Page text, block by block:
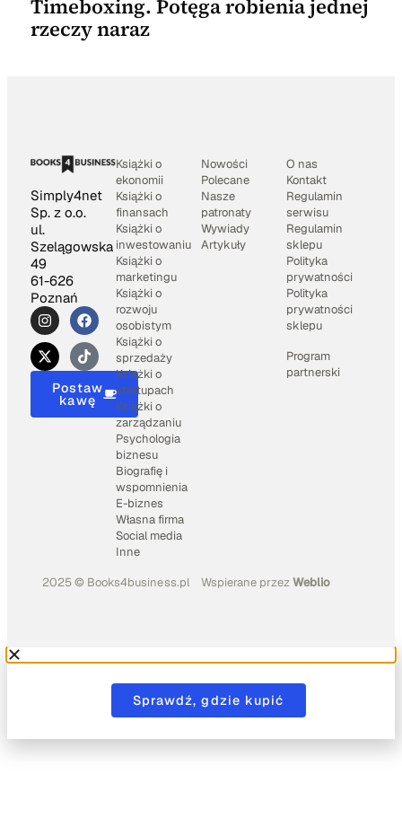
Timeboxing. Potęga robienia jednej
rzeczy naraz
Simply4net
Sp. z o.o.
ul.
Szelągowska
49
61-626
Poznań
Postaw
kawę
Książki o
ekonomii
Książki o
finansach
Książki o
inwestowaniu
Książki o
marketingu
Książki o
rozwoju
osobistym
Książki o
sprzedaży
Książki o
startupach
Książki o
zarządzaniu
Psychologia
biznesu
Biografię i
wspomnienia
E-biznes
Własna firma
Social media
Inne
Nowości
Polecane
Nasze
patronaty
Wywiady
Artykuły
O nas
Kontakt
Regulamin
serwisu
Regulamin
sklepu
Polityka
prywatności
Polityka
prywatności
sklepu
Program
partnerski
2025 © Books4business.pl Wspierane przezWeblio
Sprawdź, gdzie kupić